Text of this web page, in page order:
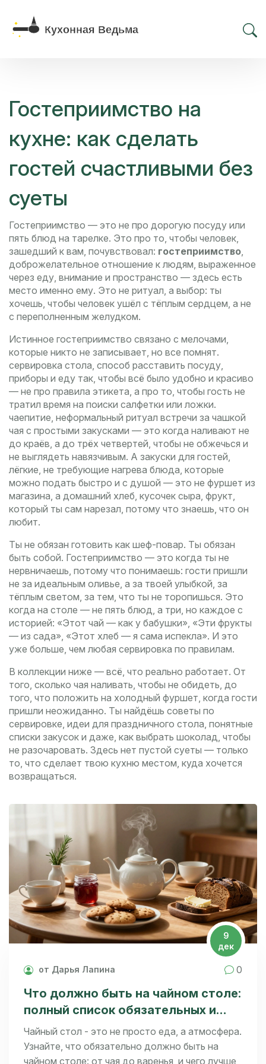
Гостеприимство на
кухне: как сделать
гостей счастливыми без
суеты
Гостеприимство — это не про дорогую посуду или
пять блюд на тарелке. Это про то, чтобы человек,
зашедший к вам, почувствовал: гостеприимство,
доброжелательное отношение к людям, выраженное
через еду, внимание и пространство — здесь есть
место именно ему. Это не ритуал, а выбор: ты
хочешь, чтобы человек ушёл с тёплым сердцем, а не
с переполненным желудком.
Истинное гостеприимство связано с мелочами,
которые никто не записывает, но все помнят.
сервировка стола, способ расставить посуду,
приборы и еду так, чтобы всё было удобно и красиво
— не про правила этикета, а про то, чтобы гость не
тратил время на поиски салфетки или ложки.
чаепитие, неформальный ритуал встречи за чашкой
чая с простыми закусками — это когда наливают не
до краёв, а до трёх четвертей, чтобы не обжечься и
не выглядеть навязчивым. А закуски для гостей,
лёгкие, не требующие нагрева блюда, которые
можно подать быстро и с душой — это не фуршет из
магазина, а домашний хлеб, кусочек сыра, фрукт,
который ты сам нарезал, потому что знаешь, что он
любит.
Ты не обязан готовить как шеф-повар. Ты обязан
быть собой. Гостеприимство — это когда ты не
нервничаешь, потому что понимаешь: гости пришли
не за идеальным оливье, а за твоей улыбкой, за
тёплым светом, за тем, что ты не торопишься. Это
когда на столе — не пять блюд, а три, но каждое с
историей: «Этот чай — как у бабушки», «Эти фрукты
— из сада», «Этот хлеб — я сама испекла». И это
уже больше, чем любая сервировка по правилам.
В коллекции ниже — всё, что реально работает. От
того, сколько чая наливать, чтобы не обидеть, до
того, что положить на холодный фуршет, когда гости
пришли неожиданно. Ты найдёшь советы по
сервировке, идеи для праздничного стола, понятные
списки закусок и даже, как выбрать шоколад, чтобы
не разочаровать. Здесь нет пустой суеты — только
то, что сделает твою кухню местом, куда хочется
возвращаться.
9
дек
от Дарья Лапина 0
Что должно быть на чайном столе:
полный список обязательных и
приятных вещей
Чайный стол - это не просто еда, а атмосфера.
Узнайте, что обязательно должно быть на
чайном столе: от чая до варенья, и чего лучше